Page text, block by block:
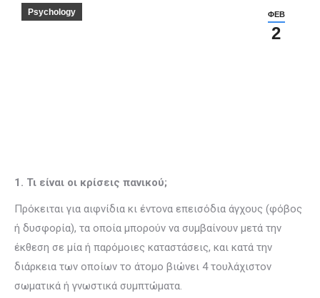
ΦΕΒ
2
Psychology
1. Τι είναι οι κρίσεις πανικού;
Πρόκειται για αιφνίδια κι έντονα επεισόδια άγχους (φόβος
ή δυσφορία), τα οποία μπορούν να συμβαίνουν μετά την
έκθεση σε μία ή παρόμοιες καταστάσεις, και κατά την
διάρκεια των οποίων το άτομο βιώνει 4 τουλάχιστον
σωματικά ή γνωστικά συμπτώματα.